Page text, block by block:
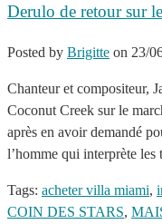
Derulo de retour sur
Posted by Brigitte on 23/
Chanteur et compositeur,
Coconut Creek sur le
après en avoir demandé
l’homme qui interprète
Tags: acheter villa miami,
COIN DES STARS,